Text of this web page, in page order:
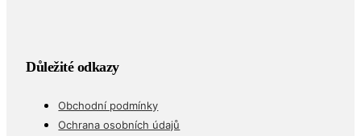
Důležité odkazy
Obchodní podmínky
Ochrana osobních údajů